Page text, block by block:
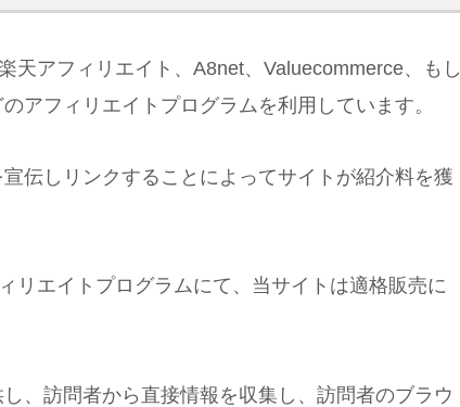
天アフィリエイト、A8net、Valuecommerce、もし
アフィリエイトプログラムを利用しています。
伝しリンクすることによってサイトが紹介料を獲
リエイトプログラムにて、当サイトは適格販売に
、訪問者から直接情報を収集し、訪問者のブラウ